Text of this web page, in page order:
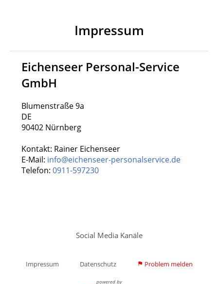
Impressum
Eichenseer Personal-Service
GmbH
Blumenstraße 9a
DE
90402 Nürnberg
Kontakt: Rainer Eichenseer
E-Mail: info@eichenseer-personalservice.de
Telefon: 0911-597230
Social Media Kanäle
Impressum Datenschutz flag Problem melden